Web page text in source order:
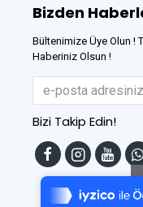
Tek
7/24
%100
Bizden
Bültenimize Üye Olun !
Haberiniz Olsun !
Bizi Takip Edin!